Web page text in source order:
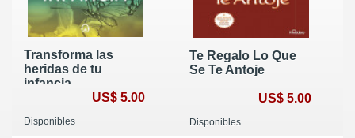
Transforma las
heridas de tu
infancia
US$ 5.00
Disponibles
Te Regalo Lo Que
Se Te Antoje
US$ 5.00
Disponibles